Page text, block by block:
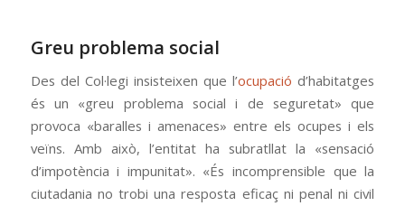
Greu problema social
Des del Col·legi insisteixen que l’ocupació d’habitatges
és un «greu problema social i de seguretat» que
provoca «baralles i amenaces» entre els ocupes i els
veïns. Amb això, l’entitat ha subratllat la «sensació
d’impotència i impunitat». «És incomprensible que la
ciutadania no trobi una resposta eficaç ni penal ni civil